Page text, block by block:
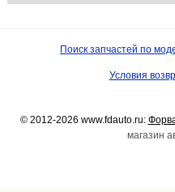
Поиск запчастей по
Условия
© 2012-2026 www.fdauto.ru:
магазин